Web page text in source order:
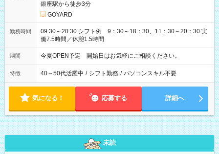
銀座駅から徒歩3分
GOYARD
勤務時間
09:30～20:30 シフト例 9：30～18：30、11：30～20：30 実
働7.5時間／休憩1.5時間
期間 今夏OPEN予定 開始日はお気軽にご相談ください。
特徴 40～50代活躍中 / シフト勤務 / パソコンスキル不要
気になる！ 応募する 詳細へ
未読